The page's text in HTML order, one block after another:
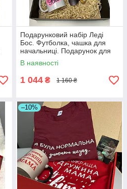
Подарунковий набір Леді
Бос. Футболка, чашка для
начальниці. Подарунок для
директора
В наявності
1 044 ₴ 1 160 ₴
–10%